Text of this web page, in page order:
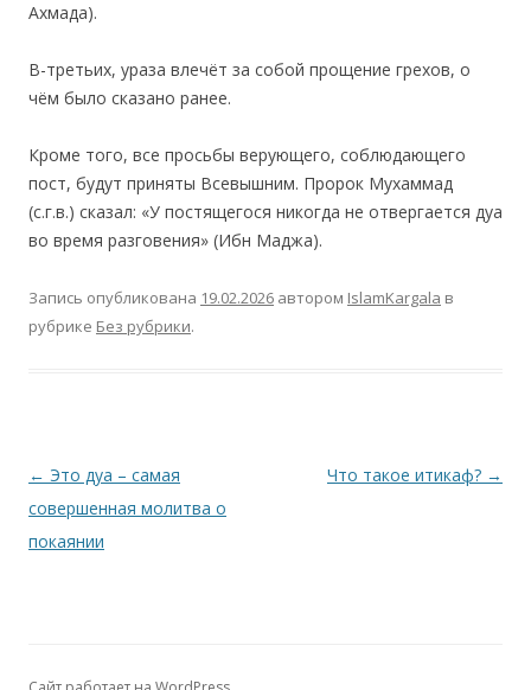
Ахмада).
В-третьих, ураза влечёт за собой прощение грехов, о
чём было сказано ранее.
Кроме того, все просьбы верующего, соблюдающего
пост, будут приняты Всевышним. Пророк Мухаммад
(с.г.в.) сказал: «У постящегося никогда не отвергается дуа
во время разговения» (Ибн Маджа).
Запись опубликована 19.02.2026 автором IslamKargala в
рубрике Без рубрики.
Навигация
по
записям
← Это дуа – самая
совершенная молитва о
покаянии
Что такое итикаф? →